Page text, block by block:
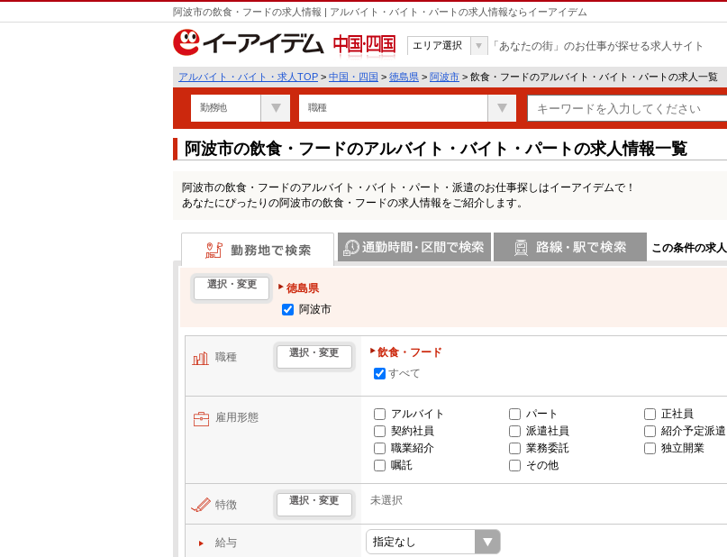
阿波市の飲食・フードの求人情報 | アルバイト・バイト・パートの求人情報ならイーアイデム
中国・四国
エリア選択 「あなたの街」のお仕事が探せる求人サイト
アルバイト・バイト・求人TOP > 中国・四国 > 徳島県 > 阿波市 > 飲食・フードのアルバイト・バイト・パートの求人一覧
勤務地 職種
阿波市の飲食・フードのアルバイト・バイト・パートの求人情報一覧
阿波市の飲食・フードのアルバイト・バイト・パート・派遣のお仕事探しはイーアイデムで！
あなたにぴったりの阿波市の飲食・フードの求人情報をご紹介します。
この条件の求人
勤務地で検索
選択・変更
徳島県
阿波市
職種 選択・変更
飲食・フード
すべて
雇用形態 アルバイト パート
正社員
契約社員
派遣社員
紹介予定派遣
職業紹介
業務委託
独立開業
嘱託
その他
特徴 選択・変更 未選択
給与